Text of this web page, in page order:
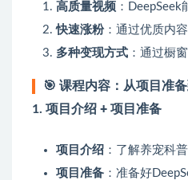
高质量视频 ：
快速涨粉：通过优质内
多种变现方式 ：通过橱
🎯 课程内容：从项目准
1. 项目介绍 + 项目准备
项目介绍 ：了解养宠科
项目准备 ：准备好